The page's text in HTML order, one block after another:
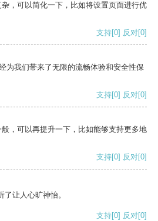
，可以简化一下，比如将设置页面进行优
支持[0] 反对[0]
为我们带来了无限的流畅体验和安全性保
支持[0] 反对[0]
，可以再提升一下，比如能够支持更多地
支持[0] 反对[0]
让人心旷神怡。
支持[0] 反对[0]